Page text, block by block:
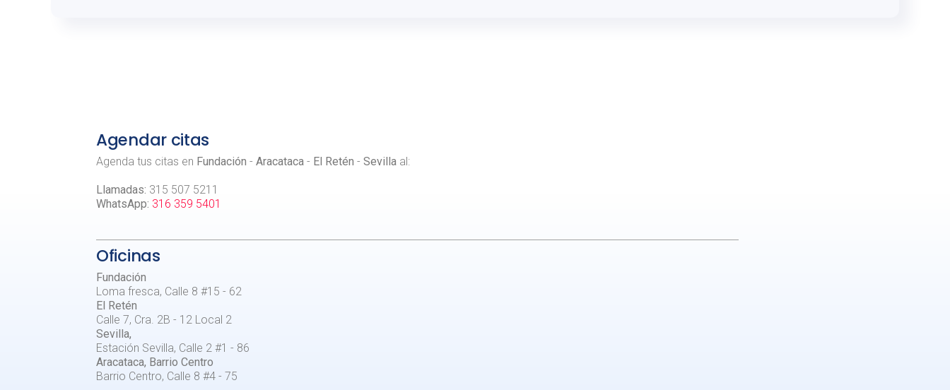
Agendar citas
Agenda tus citas en Fundación - Aracataca - El Retén - Sevilla al:
Llamadas: 315 507 5211
WhatsApp: 316 359 5401
Oficinas
Fundación
Loma fresca, Calle 8 #15 - 62
El Retén
Calle 7, Cra. 2B - 12 Local 2
Sevilla,
Estación Sevilla, Calle 2 #1 - 86
Aracataca, Barrio Centro
Barrio Centro, Calle 8 #4 - 75